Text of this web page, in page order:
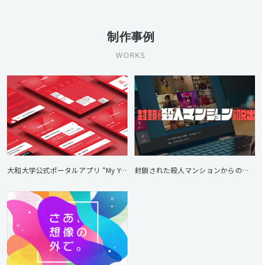
制作事例
WORKS
大和大学公式ポータルアプリ “My Yamato” 封鎖された殺人マンションからの脱出